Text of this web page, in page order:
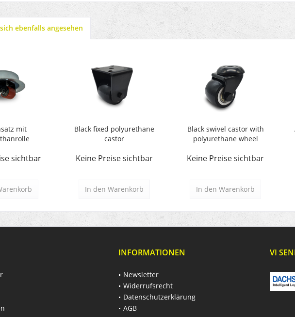
ebenfalls angesehen
mit
sichtbar
Black fixed polyurethane
castor
Keine Preise sichtbar
In den Warenkorb
Black swivel castor with
polyurethane wheel
Keine Preise sichtbar
In den Warenkorb
INFORMATIONEN
Newsletter
Widerrufsrecht
Datenschutzerklärung
AGB
VI